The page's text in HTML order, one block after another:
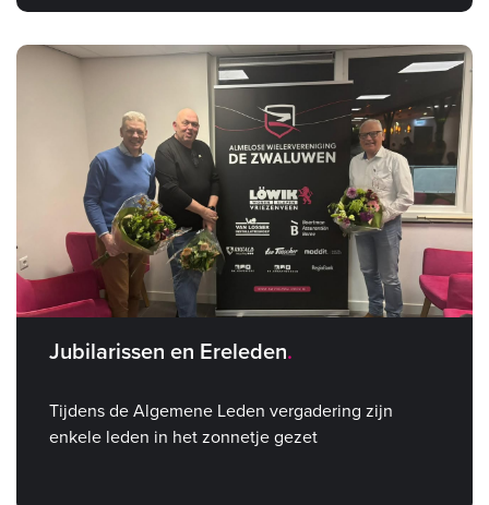
Jubilarissen en Ereleden
Tijdens de Algemene Leden vergadering zijn
enkele leden in het zonnetje gezet